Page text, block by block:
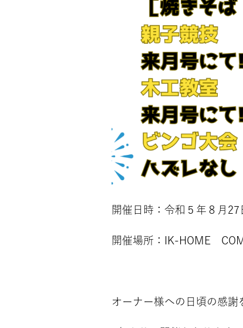
開催日時：令和５年８月
開催場所：IK-HOME
オーナー様への日頃の感謝